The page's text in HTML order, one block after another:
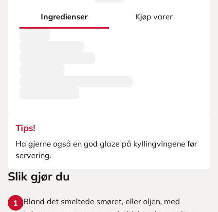
Ingredienser Kjøp varer
Tips!
Ha gjerne også en god glaze på kyllingvingene før
servering.
Slik gjør du
1
Bland det smeltede smøret, eller oljen, med